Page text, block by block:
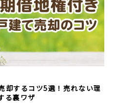
却するコツ5選！売れない理
る裏ワザ